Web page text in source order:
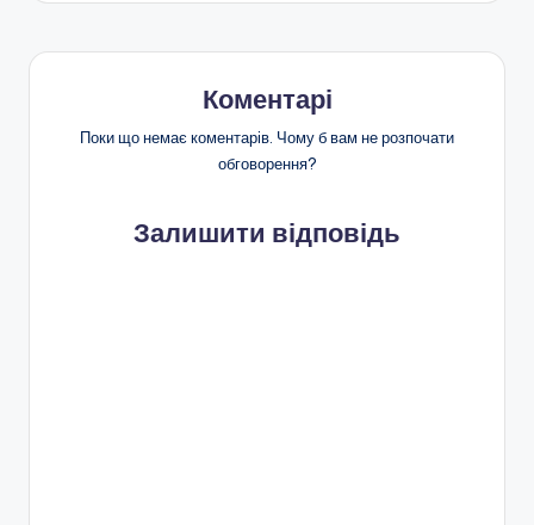
Коментарі
Поки що немає коментарів. Чому б вам не розпочати
обговорення?
Залишити відповідь